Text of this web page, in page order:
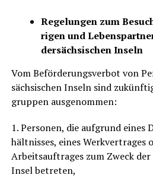
Rege­lun­gen zum
ri­gen und
der­säch­si­schen Inseln
Vom Beför­de­rungs­ver­bot von
säch­si­schen Inseln sind
grup­pen ausgenommen:
1. Per­so­nen, die auf­grund
hält­nis­ses, eines Werk­ver­tra­ges
Arbeits­auf­tra­ges zum Zweck
Insel betreten,